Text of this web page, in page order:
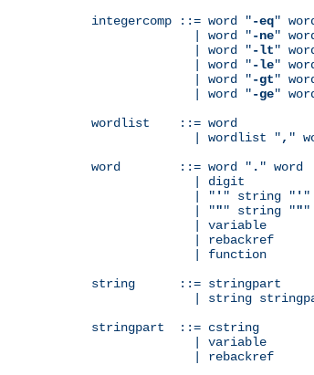
integercomp ::= word "-eq"
              | word "
-ne"
              | word "
-lt"
              | word "
-le"
              | word "
-gt"
              | word "
-ge"
wordlist    ::= word
              | wordlist "
, "
word        ::= word " . " word
              | digit
              | "
' " string " ' "
              | "
"" string """
              | variable
              | function
string      ::= stringpart
| string
stringpart  ::= cstring
              | variable